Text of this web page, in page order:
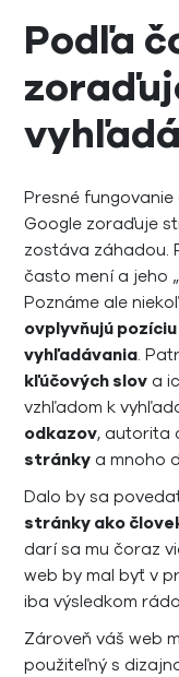
Podľa
Presné
Google zoraďuje
zostáva záhadou.
často mení a jeho
Poznáme ale
ovplyvňujú
vyhľadávania.
kľúčových slov a
vzhľadom k
odkazov, autorita
stránky a mnoho
Dalo by sa
stránky ako
darí sa mu čoraz
web by mal byť v
iba výsledkom
Zároveň váš web
použiteľný s